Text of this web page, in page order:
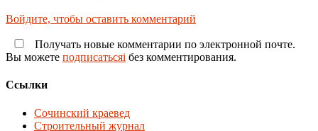
Войдите, чтобы оставить комментарий
Получать новые комментарии по электронной почте.
Вы можете подписатьсяi без комментирования.
Ссылки
Сочинский краевед
Строительный журнал